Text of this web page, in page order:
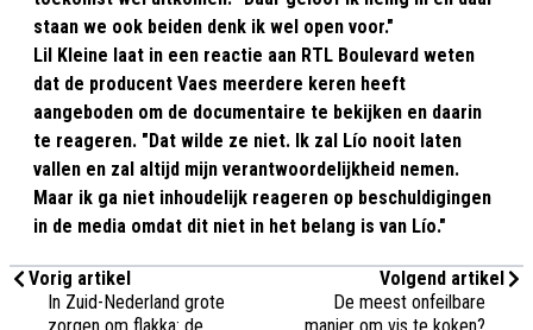
staan we ook beiden denk ik wel open voor."
Lil Kleine laat in een reactie aan RTL Boulevard weten
dat de producent Vaes meerdere keren heeft
aangeboden om de documentaire te bekijken en daarin
te reageren. "Dat wilde ze niet. Ik zal Lío nooit laten
vallen en zal altijd mijn verantwoordelijkheid nemen.
Maar ik ga niet inhoudelijk reageren op beschuldigingen
in de media omdat dit niet in het belang is van Lío."
Vorig artikel
In Zuid-Nederland grote
Volgend artikel
De meest onfeilbare